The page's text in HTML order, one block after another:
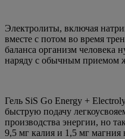
Электролиты, включая
вместе с потом во время
баланса организм человека
наряду с обычным приемом
Гель SiS Go Energy +
быструю подачу
производства энергии, но
9,5 мг калия и 1,5 мг